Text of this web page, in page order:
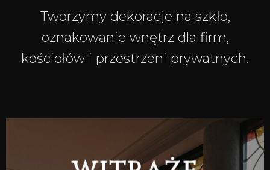
Tworzymy dekoracje na szkło,
oznakowanie wnętrz dla firm,
kościołów i przestrzeni prywatnych.